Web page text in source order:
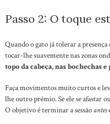
Passo 2: O toque
Quando o gato já tolerar a presença
tocar-lhe suavemente nas zonas
topo da cabeça, nas bochechas
Faça movimentos muito curtos e
lhe outro prémio. Se ele se afastar
O objetivo é terminar a sessão antes